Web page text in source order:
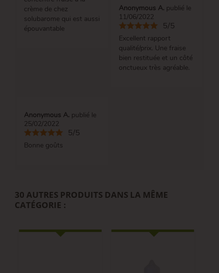
crème de chez
solubarome qui est aussi
épouvantable
Anonymous A. publié le
11/06/2022
5/5
Excellent rapport
qualité/prix. Une fraise
bien restituée et un côté
onctueux très agréable.
Anonymous A. publié le
25/02/2022
5/5
Bonne goûts
30 AUTRES PRODUITS DANS LA MÊME
CATÉGORIE :